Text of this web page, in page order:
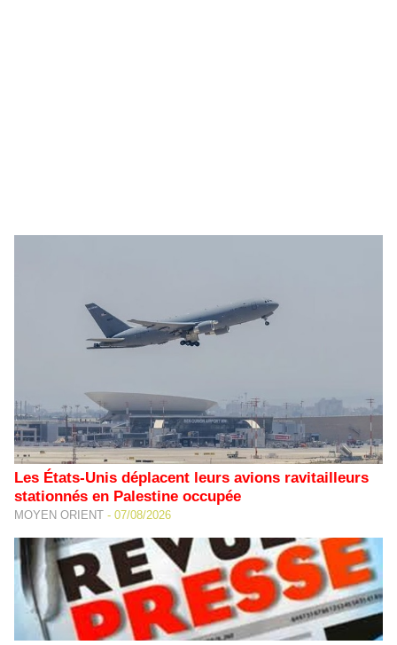
Les États-Unis déplacent leurs avions ravitailleurs
stationnés en Palestine occupée
MOYEN ORIENT - 07/08/2026